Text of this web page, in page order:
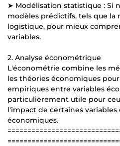
➤ Modélisation statistique : Si
modèles prédictifs, tels que la
logistique, pour mieux
variables.
2. Analyse économétrique
L'économétrie combine les
les théories économiques
empiriques entre variables
particulièrement utile pour
l'impact de certaines
économiques.